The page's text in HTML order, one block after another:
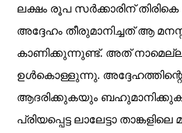
ലക്ഷം രൂപ സർക്കാരിന്
അദ്ദേഹം തീരുമാനിച്ചത് ആ
കാണിക്കുന്നുണ്ട്. അത്
ഉൾകൊള്ളുന്നു.
ആദരിക്കുകയും
പ്രിയപ്പെട്ട ലാലേട്ടാ